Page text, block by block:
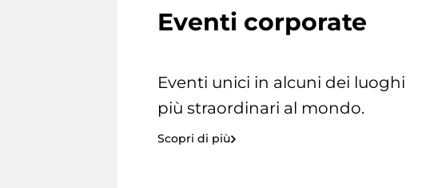
Eventi corporate
Eventi unici in alcuni dei luoghi
più straordinari al mondo.
Scopri di più